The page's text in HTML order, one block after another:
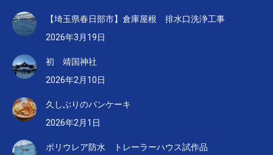
【埼玉県春日部市】倉庫屋根 排水口洗浄工事
2026年3月19日
初 靖国神社
2026年2月10日
久しぶりのパンケーキ
2026年2月1日
ポリウレア防水 トレーラーハウス試作品